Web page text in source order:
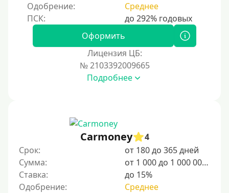
Одобрение:
Среднее
Оформить
Лицензия ЦБ:
№ 2103392009665
Подробнее
Carmoney
4
Срок:
от 180 до 365 дней
Сумма:
от 1 000 до 1 000 000 ₽
Ставка:
до 15%
Одобрение:
Среднее